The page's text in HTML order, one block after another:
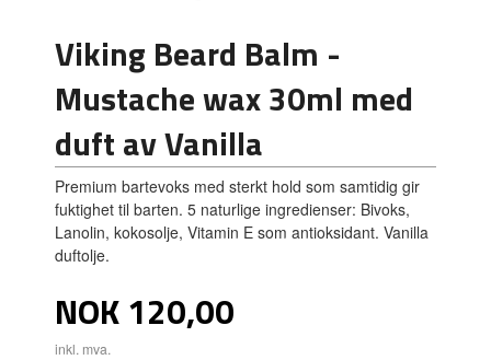
Viking Beard Balm -
Mustache wax 30ml med
duft av Vanilla
Premium bartevoks med sterkt hold som samtidig gir
fuktighet til barten. 5 naturlige ingredienser: Bivoks,
Lanolin, kokosolje, Vitamin E som antioksidant. Vanilla
duftolje.
Pris
NOK120,00
inkl. mva.